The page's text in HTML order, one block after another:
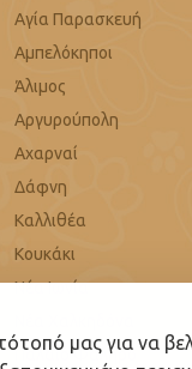
μας για να
Αγία Παρασκευή
Αμπελόκηποι
Άλιμος
Αργυρούπολη
Αχαρναί
Δάφνη
Καλλιθέα
Κουκάκι
Νέα Ιωνία
Παλαιό Φάληρο